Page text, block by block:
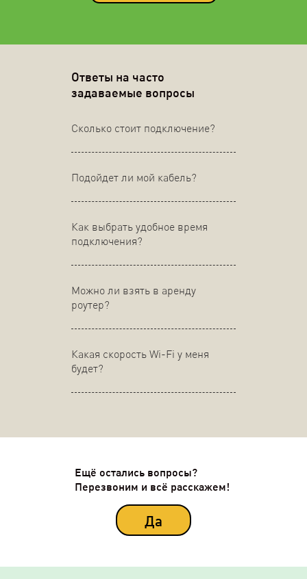
Ответы на часто
задаваемые вопросы
Сколько стоит подключение?
Подойдет ли мой кабель?
Как выбрать удобное время
подключения?
Можно ли взять в аренду
роутер?
Какая скорость Wi-Fi у меня
будет?
Ещё остались вопросы?
Перезвоним и всё расскажем!
Да